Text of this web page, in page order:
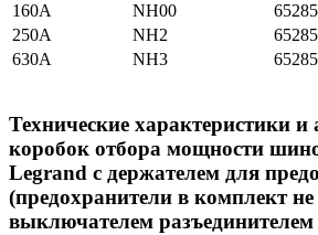
160A
NH00
250A
NH2
630A
NH3
Технические характеристики
коробок отбора мощности
Legrand c держателем для
(предохранители в комплект не
выключателем